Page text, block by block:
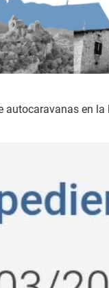
autocaravanas en